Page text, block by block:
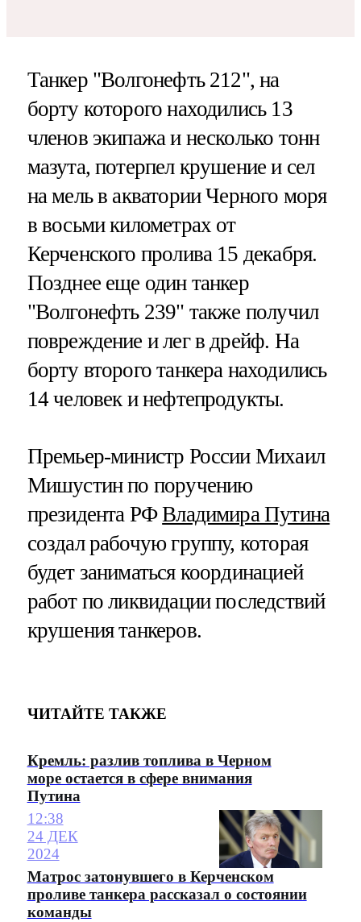
Танкер "Волгонефть 212", на
борту которого находились 13
членов экипажа и несколько тонн
мазута, потерпел крушение и сел
на мель в акватории Черного моря
в восьми километрах от
Керченского пролива 15 декабря.
Позднее еще один танкер
"Волгонефть 239" также получил
повреждение и лег в дрейф. На
борту второго танкера находились
14 человек и нефтепродукты.
Премьер-министр России Михаил
Мишустин по поручению
президента РФВладимира Путина
создал рабочую группу, которая
будет заниматься координацией
работ по ликвидации последствий
крушения танкеров.
ЧИТАЙТЕ ТАКЖЕ
Кремль: разлив топлива в Черном
море остается в сфере внимания
Путина
12:38
24 ДЕК
2024
Матрос затонувшего в Керченском
проливе танкера рассказал о состоянии
команды